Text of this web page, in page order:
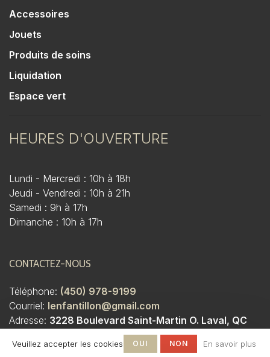
Accessoires
Jouets
Produits de soins
Liquidation
Espace vert
HEURES D'OUVERTURE
Lundi - Mercredi : 10h à 18h
Jeudi - Vendredi : 10h à 21h
Samedi : 9h à 17h
Dimanche : 10h à 17h
CONTACTEZ-NOUS
Téléphone: (450) 978-9199
Courriel: lenfantillon@gmail.com
Adresse: 3228 Boulevard Saint-Martin O. Laval, QC
Veuillez accepter les cookies OUI NON En savoir plus